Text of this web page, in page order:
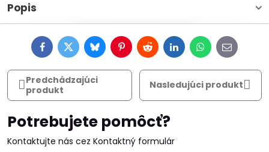
Popis
FacebookTwitterBlueskyPinterestRedditLinkedInWhatsApp
E-
mail
Predchádzajúci
produkt
Nasledujúci produkt
Potrebujete pomôcť?
Kontaktujte nás cez Kontaktný formulár